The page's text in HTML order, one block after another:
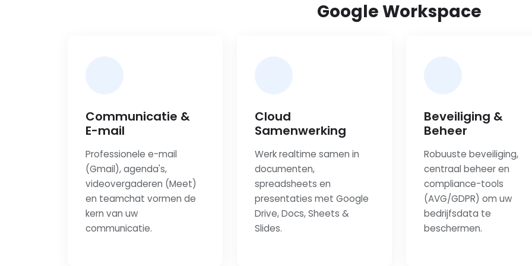
Google Workspace
Communicatie &
E-mail
Professionele e-mail
(Gmail), agenda's,
videovergaderen (Meet)
en teamchat vormen de
kern van uw
communicatie.
Cloud
Samenwerking
Werk realtime samen in
documenten,
spreadsheets en
presentaties met Google
Drive, Docs, Sheets &
Slides.
Beveiliging &
Beheer
Robuuste beveiliging,
centraal beheer en
compliance-tools
(AVG/GDPR) om uw
bedrijfsdata te
beschermen.